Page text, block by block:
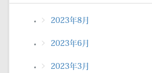
2023年8月
2023年6月
2023年3月